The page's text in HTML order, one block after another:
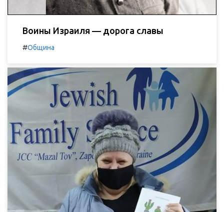
Воины Израиля — дорога славы
#Община